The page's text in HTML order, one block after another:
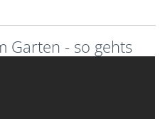
Garten - so gehts